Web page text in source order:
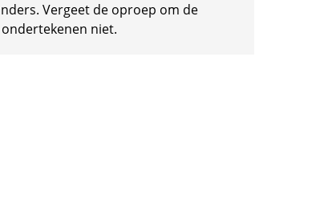
Vergeet de oproep om de
niet.